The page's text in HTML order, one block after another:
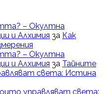
– Окултна
и Алхимия за Как
– Окултна
и Алхимия за Тайните
света: Истина
управляват света: